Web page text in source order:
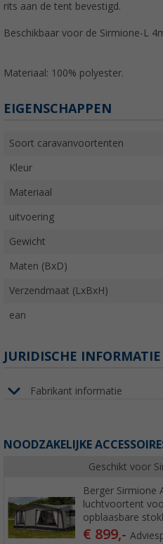
rits aan de tent bevestigd.
Beschikbaar voor de Sirmione-L
Materiaal: 100% polyester.
EIGENSCHAPPEN
Soort caravanvoortenten
Kleur
Materiaal
uitvoering
Gewicht
Maten (BxD)
Verzendmaat (LxBxH)
ean
JURIDISCHE INFORMATIE
Fabrikant informatie
NOODZAKELIJKE
Geschikt voor
Berger Sirmione
luchtvoortent
opblaasbare
€ 899,-